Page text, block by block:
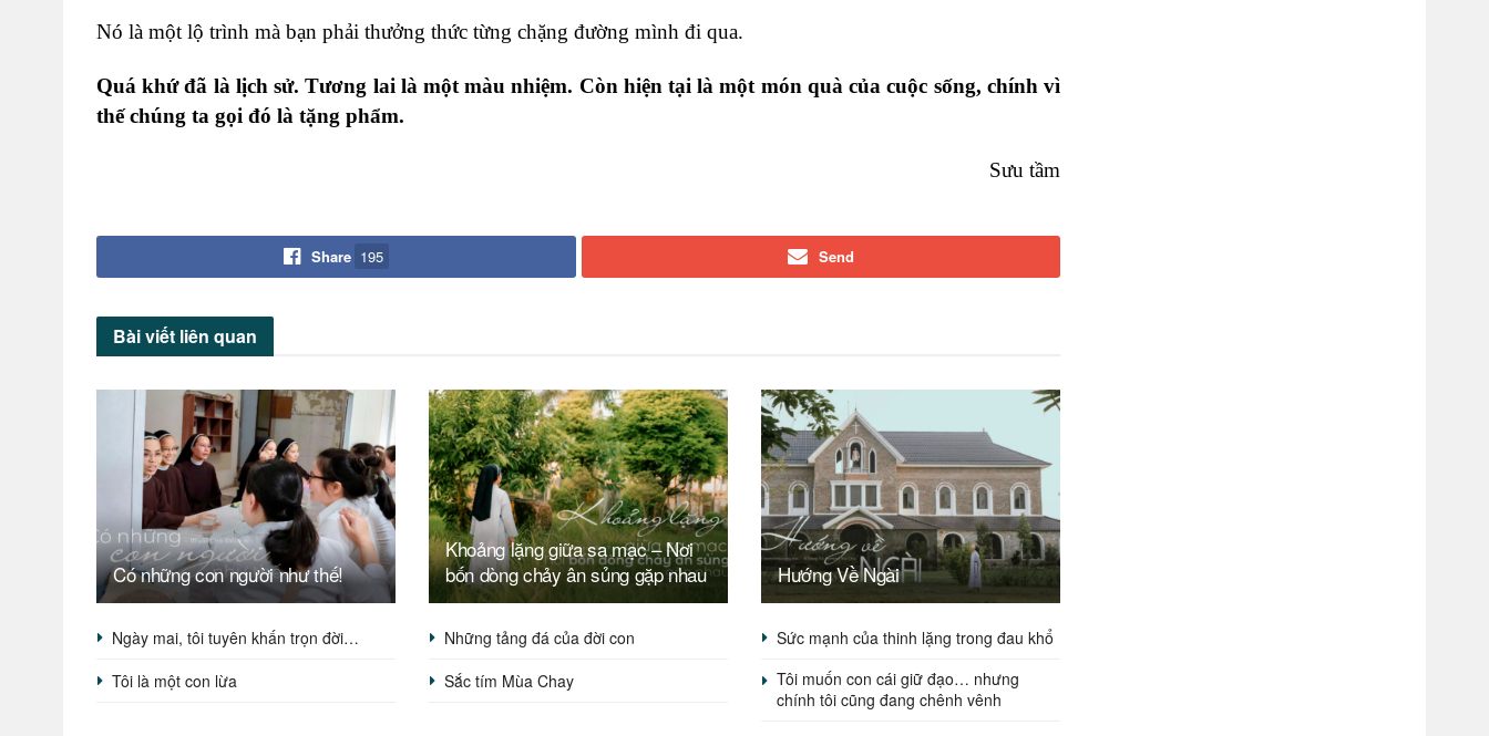
Nó là một lộ trình mà bạn phải thưởng thức từng chặng đường mình đi qua.
Quá khứ đã là lịch sử. Tương lai là một màu nhiệm. Còn hiện tại là một món quà của cuộc sống, chính vì
thế chúng ta gọi đó là tặng phẩm.
Sưu tầm
Share 195 Send
Bài viết liên quan
Có những con người như thế!
Khoảng lặng giữa sa mạc – Nơi
bốn dòng chảy ân sủng gặp nhau
Hướng Về Ngài
Ngày mai, tôi tuyên khấn trọn đời… Những tảng đá của đời con
Sức mạnh của thinh lặng trong đau khổ
Tôi là một con lừa
Sắc tím Mùa Chay
Tôi muốn con cái giữ đạo… nhưng
chính tôi cũng đang chênh vênh